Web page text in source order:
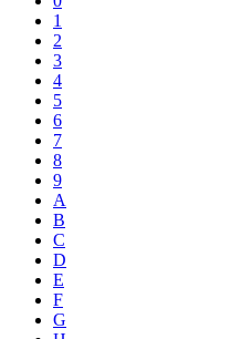
1
2
3
4
5
6
7
8
9
A
B
C
D
E
F
G